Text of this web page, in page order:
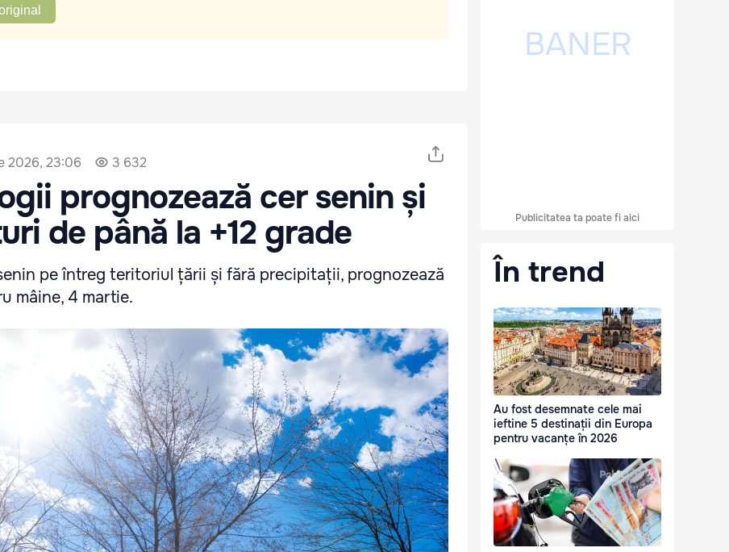
2026, 23:06 3 632
prognozează cer senin și
de până la +12 grade
pe întreg teritoriul țării și fără precipitații, prognozează
mâine, 4 martie.
Publicitatea ta poate fi aici
În trend
Au fost desemnate cele mai
ieftine 5 destinații din Europa
pentru vacanțe în 2026